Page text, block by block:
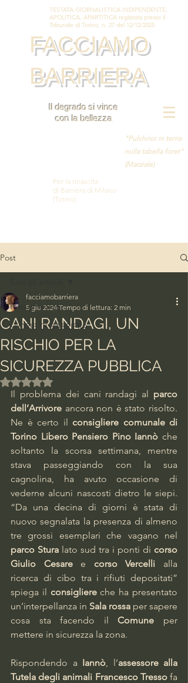
TESTATA GIORNALISTICA INDIPENDENTE,
APOLITICA, APARTITICA registrata presso il
Tribunale di Torino, n. 27 del 12/12/2025
FACCIAMO
BARRIERA
Il degrado si vince
con la bellezza
"Pulchrior in terris
nulla tabella foret"
(Marziale)
Per la rinascita
di Barriera di Milano
(Torino)
Post
Tutti gli articoli
STORIE DI BARRIERA
CANI RANDAGI, UN
RISCHIO PER LA
SICUREZZA PUBBLICA
facciamobarriera
5 giu 2024 Tempo di lettura: 2 min
Valutazione NaN stelle su 5.
Il problema dei cani randagi al parco
dell’Arrivore ancora non è stato risolto.
Ne è certo il consigliere comunale di
Torino Libero Pensiero Pino Iannò che
soltanto la scorsa settimana, mentre
stava passeggiando con la sua
cagnolina, ha avuto occasione di
vederne alcuni nascosti dietro le siepi.
“Da una decina di giorni è stata di
nuovo segnalata la presenza di almeno
parco Stura lato sud tra i ponti di corso
Giulio Cesare e corso Vercelli alla
ricerca di cibo tra i rifiuti depositati”
spiega il consigliere che ha presentato
un’interpellanza in Sala rossa per sapere
cosa sta facendo il Comune per
mettere in sicurezza la zona.
Rispondendo a Iannò, l’assessore alla
Tutela degli animali Francesco Tresso fa